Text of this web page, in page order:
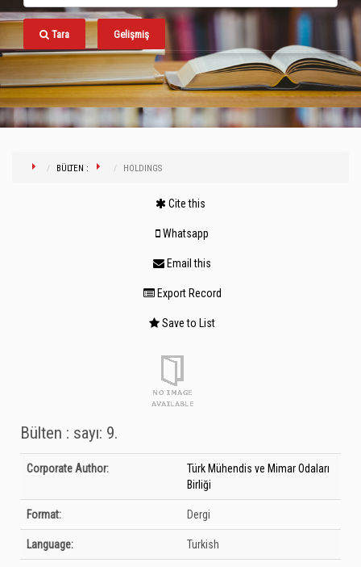
Tara Gelişmiş
BÜLTEN : HOLDINGS
Cite this
Whatsapp
Email this
Export Record
Save to List
Bülten : sayı: 9.
Bibliographic Details
Corporate Author:
Türk Mühendis ve Mimar Odaları
Birliği
Format: Dergi
Language: Turkish